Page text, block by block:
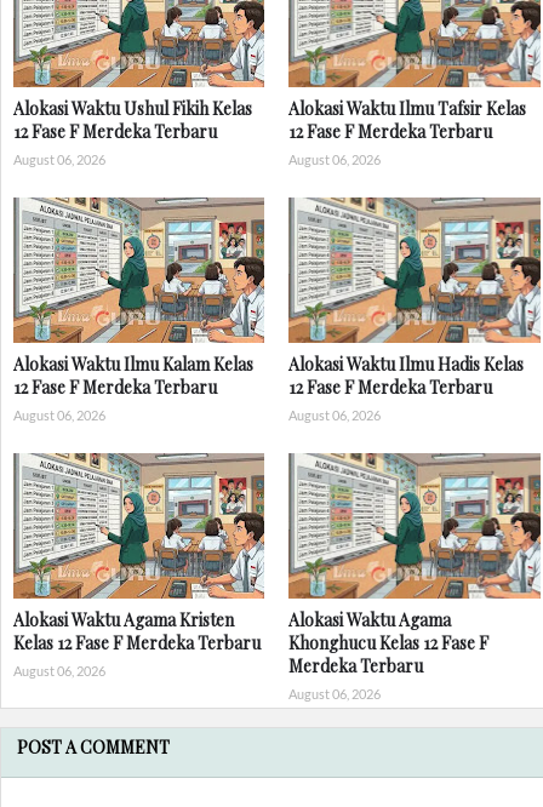
Alokasi Waktu Ushul Fikih Kelas
12 Fase F Merdeka Terbaru
August 06, 2026
Alokasi Waktu Ilmu Tafsir Kelas
12 Fase F Merdeka Terbaru
August 06, 2026
Alokasi Waktu Ilmu Kalam Kelas
12 Fase F Merdeka Terbaru
August 06, 2026
Alokasi Waktu Ilmu Hadis Kelas
12 Fase F Merdeka Terbaru
August 06, 2026
Alokasi Waktu Agama Kristen
Kelas 12 Fase F Merdeka Terbaru
August 06, 2026
Alokasi Waktu Agama
Khonghucu Kelas 12 Fase F
Merdeka Terbaru
August 06, 2026
POST A COMMENT